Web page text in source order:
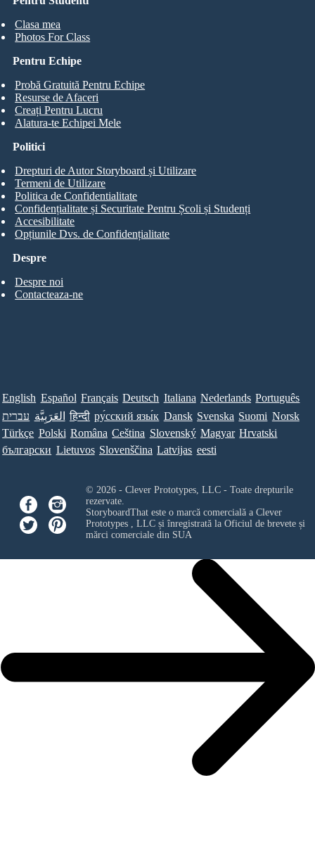
Clasa mea
Photos For Class
Pentru Echipe
Probă Gratuită Pentru Echipe
Resurse de Afaceri
Creați Pentru Lucru
Alatura-te Echipei Mele
Despre
Despre noi
Contacteaza-ne
Politici
Drepturi de Autor Storyboard și Utilizare
Termeni de Utilizare
Politica de Confidentialitate
Confidențialitate și Securitate Pentru Școli și Studenți
Accesibilitate
Opțiunile Dvs. de Confidențialitate
English Español Français Deutsch Italiana Nederlands Português
עברית العَرَبِيَّة हिन्दी ру́сский язы́к Dansk Svenska Suomi Norsk
Türkçe Polski Româna Ceština Slovenský Magyar Hrvatski
български Lietuvos Slovenščina Latvijas eesti
© 2026 - Clever Prototypes, LLC - Toate drepturile
rezervate.
StoryboardThat este o marcă comercială a Clever
Prototypes , LLCși înregistrată la Oficiul de brevete și
mărci comerciale din SUA